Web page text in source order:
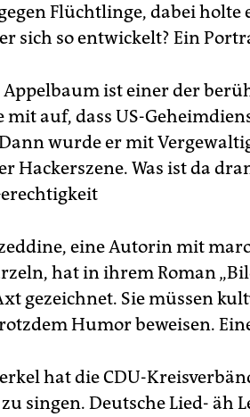
Flüchtlinge, dabei holte
sich so entwickelt? Ein
Appelbaum ist einer der
mit auf, dass US-
wurde er mit
Hackerszene. Was ist da
eine Autorin mit
hat in ihrem Roman
gezeichnet. Sie müssen
Humor beweisen.
hat die CDU-
singen. Deutsche Lied- äh